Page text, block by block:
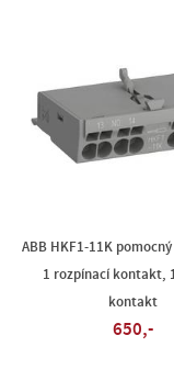
ABB HKF1-11K
1 rozpínací kontakt,
kontakt
650,-